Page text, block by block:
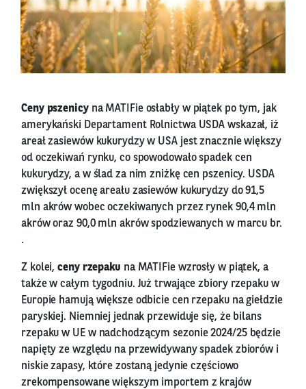
Ceny pszenicyna MATIFie osłabły w piątek po tym, jak
amerykański Departament Rolnictwa USDA wskazał, iż
areał zasiewów kukurydzy w USA jest znacznie większy
od oczekiwań rynku, co spowodowało spadek cen
kukurydzy, a w ślad za nim zniżkę cen pszenicy. USDA
zwiększył ocenę areału zasiewów kukurydzy do 91,5
mln akrów wobec oczekiwanych przez rynek 90,4 mln
akrów oraz 90,0 mln akrów spodziewanych w marcu br.
.
Z kolei,ceny rzepaku na MATIFie wzrosły w piątek, a
także w całym tygodniu. Już trwające zbiory rzepaku w
Europie hamują większe odbicie cen rzepaku na giełdzie
paryskiej. Niemniej jednak przewiduje się, że bilans
rzepaku w UE w nadchodzącym sezonie 2024/25 będzie
napięty ze względu na przewidywany spadek zbiorów i
niskie zapasy, które zostaną jedynie częściowo
zrekompensowane większym importem z krajów